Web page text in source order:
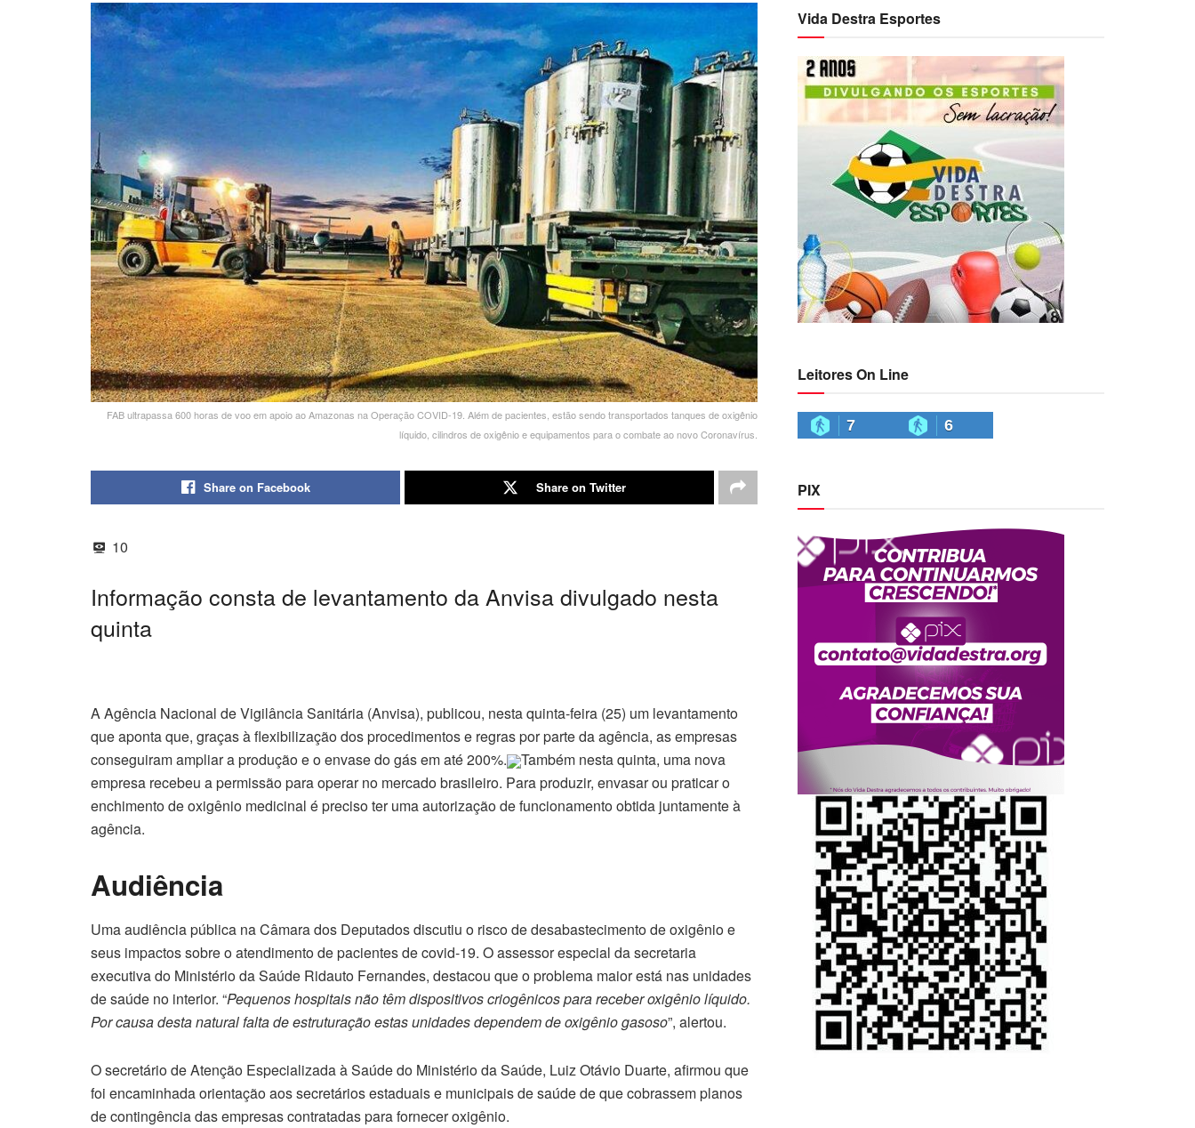
FAB ultrapassa 600 horas de voo em apoio ao Amazonas na Operação COVID-19. Além de pacientes, estão sendo transportados tanques de oxigênio
líquido, cilindros de oxigênio e equipamentos para o combate ao novo Coronavírus.
Share on Facebook Share on Twitter
10
Informação consta de levantamento da Anvisa divulgado nesta
quinta
A Agência Nacional de Vigilância Sanitária (Anvisa), publicou, nesta quinta-feira (25) um levantamento
que aponta que, graças à flexibilização dos procedimentos e regras por parte da agência, as empresas
conseguiram ampliar a produção e o envase do gás em até 200%.
Também nesta quinta, uma nova
empresa recebeu a permissão para operar no mercado brasileiro. Para produzir, envasar ou praticar o
enchimento de oxigênio medicinal é preciso ter uma autorização de funcionamento obtida juntamente à
agência.
Audiência
Uma audiência pública na Câmara dos Deputados discutiu o risco de desabastecimento de oxigênio e
seus impactos sobre o atendimento de pacientes de covid-19. O assessor especial da secretaria
executiva do Ministério da Saúde Ridauto Fernandes, destacou que o problema maior está nas unidades
de saúde no interior. “Pequenos hospitais não têm dispositivos criogênicos para receber oxigênio líquido.
Por causa desta natural falta de estruturação estas unidades dependem de oxigênio gasoso”, alertou.
O secretário de Atenção Especializada à Saúde do Ministério da Saúde, Luiz Otávio Duarte, afirmou que
foi encaminhada orientação aos secretários estaduais e municipais de saúde de que cobrassem planos
de contingência das empresas contratadas para fornecer oxigênio.
Vida Destra Esportes
Leitores On Line
7 6
PIX